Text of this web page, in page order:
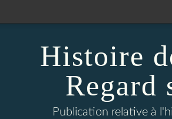
Histoire
Regard
Publication relative à